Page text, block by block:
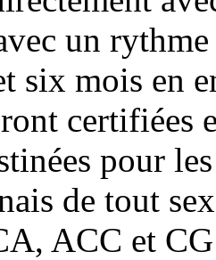
un
six mois en
certifiées
pour
de tout
ACC et CG